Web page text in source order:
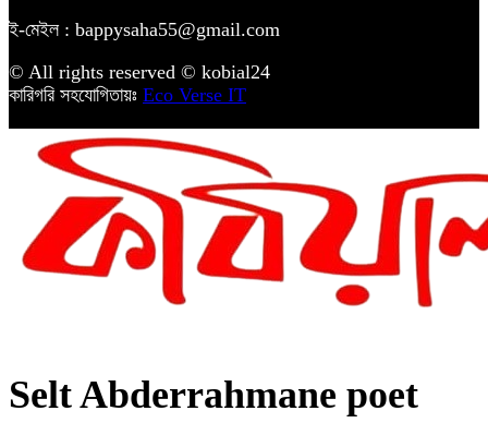
ই-মেইল : bappysaha55@gmail.com
© All rights reserved © kobial24
কারিগরি সহযোগিতায়ঃ Eco Verse IT
Selt Abderrahmane poet